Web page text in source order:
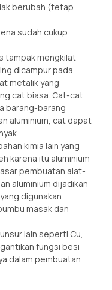
berubah (tetap
sudah cukup
tampak mengkilat
dicampur pada
metalik yang
cat biasa. Cat-cat
barang-barang
aluminium, cat dapat
kimia lain yang
karena itu aluminium
pembuatan alat-
aluminium dijadikan
digunakan
masak dan
lain seperti Cu,
fungsi besi
dalam pembuatan